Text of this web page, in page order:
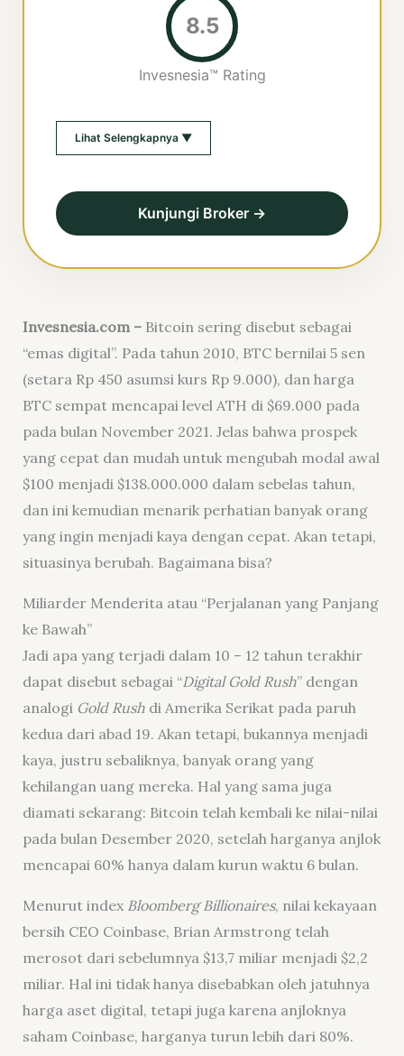
8.5
Invesnesia™ Rating
Lihat Selengkapnya ▼
Kunjungi Broker →
Invesnesia.com –Bitcoin sering disebut sebagai
“emas digital”. Pada tahun 2010, BTC bernilai 5 sen
(setara Rp 450 asumsi kurs Rp 9.000), dan harga
BTC sempat mencapai level ATH di $69.000 pada
pada bulan November 2021. Jelas bahwa prospek
yang cepat dan mudah untuk mengubah modal awal
$100 menjadi $138.000.000 dalam sebelas tahun,
dan ini kemudian menarik perhatian banyak orang
yang ingin menjadi kaya dengan cepat. Akan tetapi,
situasinya berubah. Bagaimana bisa?
Miliarder Menderita atau “Perjalanan yang Panjang
ke Bawah”
Jadi apa yang terjadi dalam 10 – 12 tahun terakhir
dapat disebut sebagai “Digital Gold Rush” dengan
analogi Gold Rushdi Amerika Serikat pada paruh
kedua dari abad 19. Akan tetapi, bukannya menjadi
kaya, justru sebaliknya, banyak orang yang
kehilangan uang mereka. Hal yang sama juga
diamati sekarang: Bitcoin telah kembali ke nilai-nilai
pada bulan Desember 2020, setelah harganya anjlok
mencapai 60% hanya dalam kurun waktu 6 bulan.
Menurut index Bloomberg Billionaires, nilai kekayaan
bersih CEO Coinbase, Brian Armstrong telah
merosot dari sebelumnya $13,7 miliar menjadi $2,2
miliar. Hal ini tidak hanya disebabkan oleh jatuhnya
harga aset digital, tetapi juga karena anjloknya
saham Coinbase, harganya turun lebih dari 80%.